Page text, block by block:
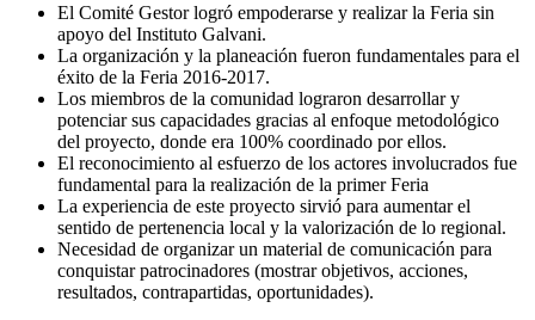
El Comité Gestor logró empoderarse y realizar la Feria sin
apoyo del Instituto Galvani.
La organización y la planeación fueron fundamentales para el
éxito de la Feria 2016-2017.
Los miembros de la comunidad lograron desarrollar y
potenciar sus capacidades gracias al enfoque metodológico
del proyecto, donde era 100% coordinado por ellos.
El reconocimiento al esfuerzo de los actores involucrados fue
fundamental para la realización de la primer Feria
La experiencia de este proyecto sirvió para aumentar el
sentido de pertenencia local y la valorización de lo regional.
Necesidad de organizar un material de comunicación para
conquistar patrocinadores (mostrar objetivos, acciones,
resultados, contrapartidas, oportunidades).